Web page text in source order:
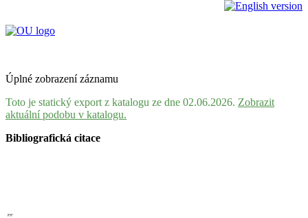
Úplné zobrazení záznamu
Toto je statický export z katalogu ze dne 02.06.2026. Zobrazit
aktuální podobu v katalogu.
Bibliografická citace